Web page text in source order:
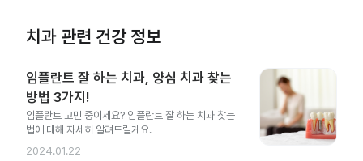
치과 관련 건강 정보
임플란트 잘 하는 치과, 양심 치과 찾는
방법 3가지!
임플란트 고민 중이세요? 임플란트 잘 하는 치과 찾는
법에 대해 자세히 알려드릴게요.
2024.01.22